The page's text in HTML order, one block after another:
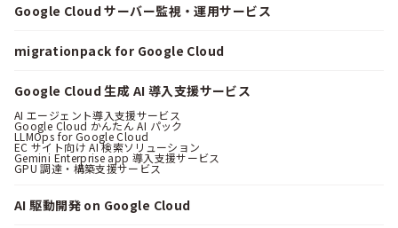
Google Cloud サーバー監視・運用サービス
migrationpack for Google Cloud
Google Cloud 生成 AI 導入支援サービス
AI エージェント導入支援サービス
Google Cloud かんたん AI パック
LLMOps for Google Cloud
EC サイト向け AI 検索ソリューション
Gemini Enterprise app 導入支援サービス
GPU 調達・構築支援サービス
AI 駆動開発 on Google Cloud